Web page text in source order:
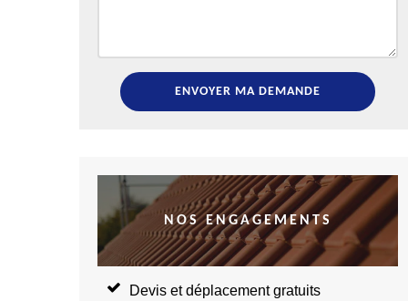
NOS ENGAGEMENTS
Devis et déplacement gratuits